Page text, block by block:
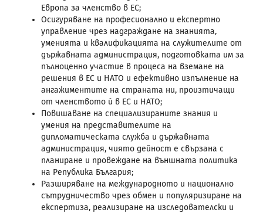
Европа за членство в ЕС;
Осигуряване на професионално и експертно
управление чрез надграждане на знанията,
уменията и квалификацията на служителите от
държавната администрация, подготовката им за
пълноценно участие в процеса на вземане на
решения в ЕС и НАТО и ефективно изпълнение на
ангажиментите на страната ни, произтичащи
от членството ѝ в ЕС и НАТО;
Повишаване на специализираните знания и
умения на представителите на
дипломатическата служба и държавната
администрация, чиято дейност е свързана с
планиране и провеждане на външната политика
на Република България;
Разширяване на международното и национално
сътрудничество чрез обмен и популяризиране на
експертиза, реализиране на изследователски и